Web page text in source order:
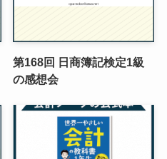
第168回 日商簿記検定1級
の感想会